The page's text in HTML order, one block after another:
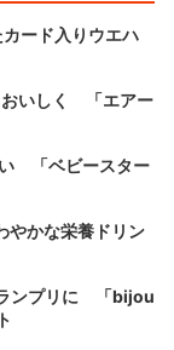
ード入りウエハ
おいしく 「エアー
い 「ベビースター
かな栄養ドリン
ンプリに 「bijou